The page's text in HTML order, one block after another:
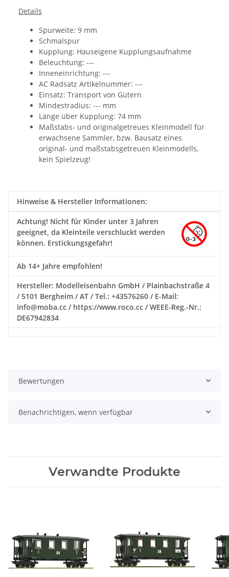
Details
Spurweite: 9 mm
Schmalspur
Kupplung: Hauseigene Kupplungsaufnahme
Beleuchtung: ---
Inneneinrichtung: ---
AC Radsatz Artikelnummer: ---
Einsatz: Transport von Gütern
Mindestradius: --- mm
Länge über Kupplung: 74 mm
Maßstabs- und originalgetreues Kleinmodell für
erwachsene Sammler, bzw. Bausatz eines
original- und maßstabsgetreuen Kleinmodells,
kein Spielzeug!
Hinweise & Hersteller Informationen:
Achtung! Nicht für Kinder unter 3 Jahren
geeignet, da Kleinteile verschluckt werden
können. Erstickungsgefahr!
Ab 14+ Jahre empfohlen!
Hersteller: Modelleisenbahn GmbH / Plainbachstraße 4
/ 5101 Bergheim / AT / Tel.: +43576260 / E-Mail:
info@moba.cc / https://www.roco.cc / WEEE-Reg.-Nr.:
DE67942834
Bewertungen
Benachrichtigen, wenn verfügbar
Verwandte Produkte